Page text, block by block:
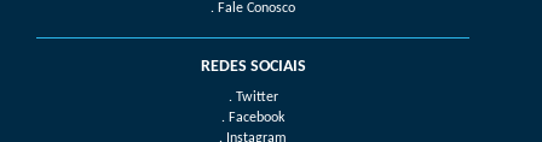
. Fale Conosco
REDES SOCIAIS
. Twitter
. Facebook
. Instagram